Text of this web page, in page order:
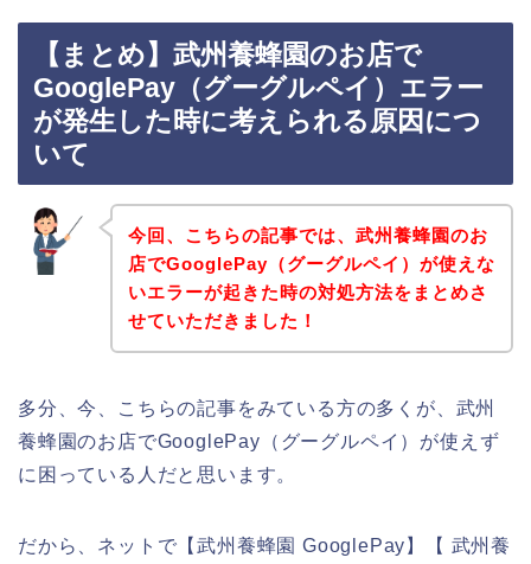
【まとめ】武州養蜂園のお店で
GooglePay（グーグルペイ）エラー
が発生した時に考えられる原因につ
いて
今回、こちらの記事では、武州養蜂園のお
店でGooglePay（グーグルペイ）が使えな
いエラーが起きた時の対処方法をまとめさ
せていただきました！
多分、今、こちらの記事をみている方の多くが、武州
養蜂園のお店でGooglePay（グーグルペイ）が使えず
に困っている人だと思います。
だから、ネットで【武州養蜂園 GooglePay】【 武州養